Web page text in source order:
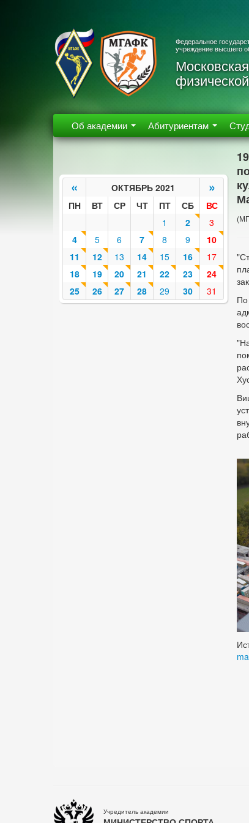
Федеральное
учреждение высшего
Об академии Абитуриентам
« ОКТЯБРЬ 2021 »
ПН ВТ СР ЧТ ПТ СБ
ВС
1
2
3
4
5 6 7 8 9
10
11
12 13 14 15 16
17
18
19 20 21 22 23
24
25
26 27 28 29 30 31
Учредитель академии